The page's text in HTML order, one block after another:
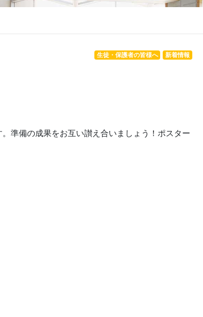
新着情報
生徒・保護者の皆様へ
準備の成果をお互い讃え合いましょう！ポスター